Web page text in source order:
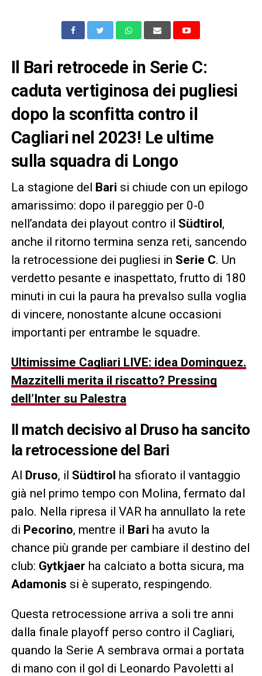
Il Bari retrocede in Serie C:
caduta vertiginosa dei pugliesi
dopo la sconfitta contro il
Cagliari nel 2023! Le ultime
sulla squadra di Longo
La stagione del Bari si chiude con un epilogo
amarissimo: dopo il pareggio per 0-0
nell’andata dei playout contro il Südtirol,
anche il ritorno termina senza reti, sancendo
la retrocessione dei pugliesi in Serie C. Un
verdetto pesante e inaspettato, frutto di 180
minuti in cui la paura ha prevalso sulla voglia
di vincere, nonostante alcune occasioni
importanti per entrambe le squadre.
Ultimissime Cagliari LIVE: idea Dominguez.
Mazzitelli merita il riscatto? Pressing
dell’Inter su Palestra
Il match decisivo al Druso ha sancito
la retrocessione del Bari
Al Druso, il Südtirol ha sfiorato il vantaggio
già nel primo tempo con Molina, fermato dal
palo. Nella ripresa il VAR ha annullato la rete
di Pecorino, mentre il Bari ha avuto la
chance più grande per cambiare il destino del
club: Gytkjaer ha calciato a botta sicura, ma
Adamonis si è superato, respingendo.
Questa retrocessione arriva a soli tre anni
dalla finale playoff perso contro il Cagliari,
quando la Serie A sembrava ormai a portata
di mano con il gol di Leonardo Pavoletti al